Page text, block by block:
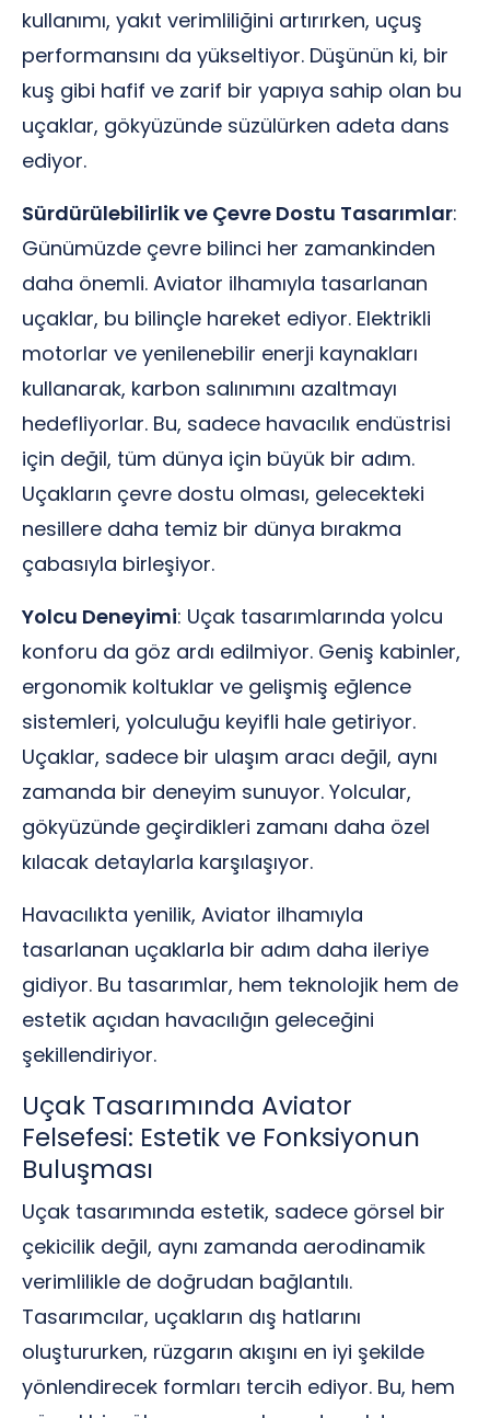
kullanımı, yakıt verimliliğini artırırken, uçuş
performansını da yükseltiyor. Düşünün ki, bir
kuş gibi hafif ve zarif bir yapıya sahip olan bu
uçaklar, gökyüzünde süzülürken adeta dans
ediyor.
Sürdürülebilirlik ve Çevre Dostu Tasarımlar:
Günümüzde çevre bilinci her zamankinden
daha önemli. Aviator ilhamıyla tasarlanan
uçaklar, bu bilinçle hareket ediyor. Elektrikli
motorlar ve yenilenebilir enerji kaynakları
kullanarak, karbon salınımını azaltmayı
hedefliyorlar. Bu, sadece havacılık endüstrisi
için değil, tüm dünya için büyük bir adım.
Uçakların çevre dostu olması, gelecekteki
nesillere daha temiz bir dünya bırakma
çabasıyla birleşiyor.
Yolcu Deneyimi: Uçak tasarımlarında yolcu
konforu da göz ardı edilmiyor. Geniş kabinler,
ergonomik koltuklar ve gelişmiş eğlence
sistemleri, yolculuğu keyifli hale getiriyor.
Uçaklar, sadece bir ulaşım aracı değil, aynı
zamanda bir deneyim sunuyor. Yolcular,
gökyüzünde geçirdikleri zamanı daha özel
kılacak detaylarla karşılaşıyor.
Havacılıkta yenilik, Aviator ilhamıyla
tasarlanan uçaklarla bir adım daha ileriye
gidiyor. Bu tasarımlar, hem teknolojik hem de
estetik açıdan havacılığın geleceğini
şekillendiriyor.
Uçak Tasarımında Aviator
Felsefesi: Estetik ve Fonksiyonun
Buluşması
Uçak tasarımında estetik, sadece görsel bir
çekicilik değil, aynı zamanda aerodinamik
verimlilikle de doğrudan bağlantılı.
Tasarımcılar, uçakların dış hatlarını
oluştururken, rüzgarın akışını en iyi şekilde
yönlendirecek formları tercih ediyor. Bu, hem